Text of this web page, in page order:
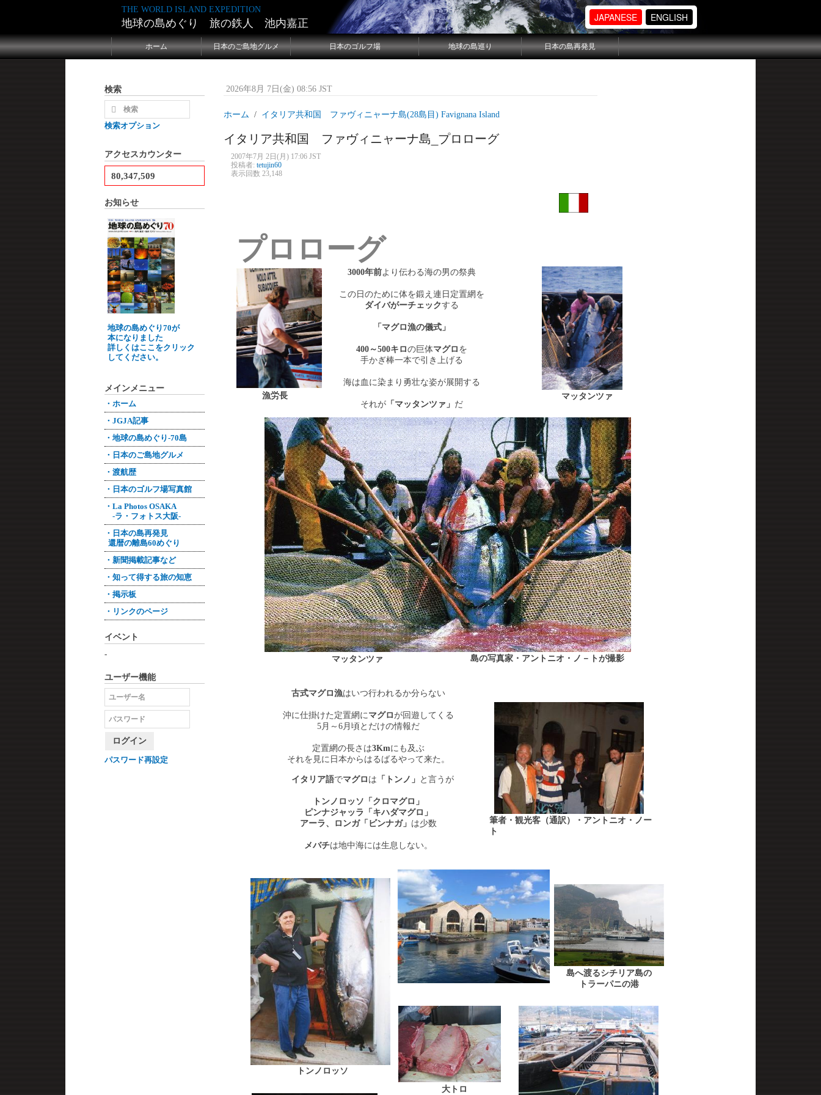
THE WORLD ISLAND EXPEDITION
地球の島めぐり 旅の鉄人 池内嘉正 JAPANESE ENGLISH
ホーム 日本のご島地グルメ 日本のゴルフ場 地球の島巡り 日本の島再発見
2026年8月 7日(金) 08:56 JST
ホーム イタリア共和国 ファヴィニャーナ島(28島目) Favignana Island
イタリア共和国 ファヴィニャーナ島_プロローグ
2007年7月 2日(月) 17:06 JST
投稿者: tetujin60
表示回数 23,148
マッタンツァ
筆者・観光客（通訳）・アントニオ・ノー
ト
大トロ
トンノロッソ
島へ渡るシチリア島の
トラーパニの港
漁労長
マッタンツァ 島の写真家・アントニオ・ノ－トが撮影
古式マグロ漁はいつ行われるか分らない
沖に仕掛けた定置網にマグロが回遊してくる
5月～ 6月頃とだけの情報だ
定置網の長さは3Kmにも及ぶ
それを見に日本からはるばるやって来た。
イタリア語でマグロ は 「トンノ」 と言うが
トンノロッソ「クロマグロ」
ピンナジャッラ「キハダマグロ」
アーラ、ロンガ「ビンナガ」 は少数
メバチは地中海には生息しない。
3000年前より伝わる海の男の祭典
この日のために体を鍛え連日定置網を
ダイバがーチェックする
「マグロ漁の儀式」
400 ～500キロの巨体マグロ を
手かぎ棒一本で引き上げる
海は血に染まり勇壮な姿が展開する
それが 「マッタンツァ」 だ
プロローグ
検索
検索オプション
アクセスカウンター
80,347,509
お知らせ
地球の島めぐり70が
本になりました
詳しくはここをクリック
してください。
メインメニュー
・ホーム
・JGJA記事
・地球の島めぐり-70島
・日本のご島地グルメ
・渡航歴
・日本のゴルフ場写真館
・La Photos OSAKA
-ラ・フォトス大阪-
・日本の島再発見
還暦の離島60めぐり
・新聞掲載記事など
・知って得する旅の知恵
・掲示板
・リンクのページ
イベント
-
ユーザー機能
ログイン
パスワード再設定